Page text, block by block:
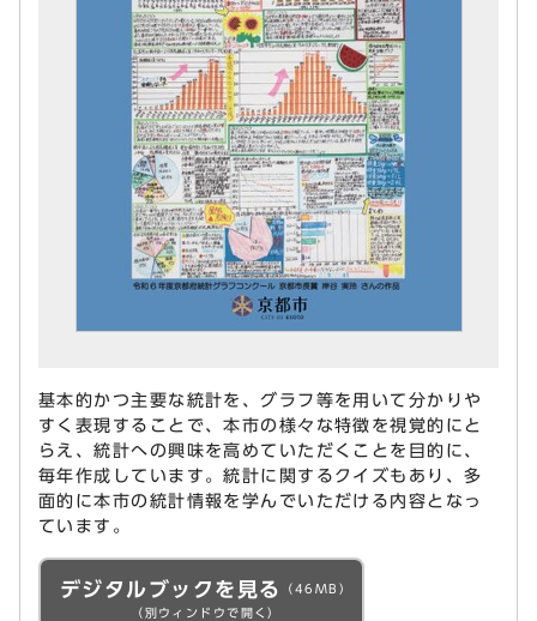
基本的かつ主要な統計を、グラフ等を用いて分かりや
すく表現することで、本市の様々な特徴を視覚的にと
らえ、統計への興味を高めていただくことを目的に、
毎年作成しています。統計に関するクイズもあり、多
面的に本市の統計情報を学んでいただける内容となっ
ています。
デジタルブックを見る
（46MB）
（別ウィンドウで開く）